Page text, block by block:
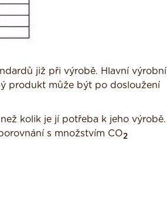
již při výrobě. Hlavní výrobní
produkt může být po dosloužení
kolik je jí potřeba k jeho výrobě.
s množstvím CO2